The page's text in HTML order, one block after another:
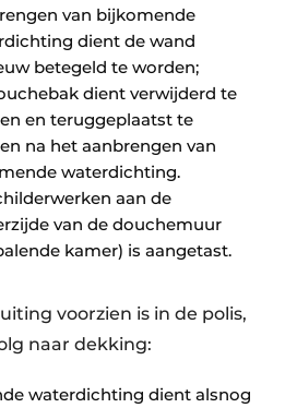
van bijkomende
dient de wand
betegeld te worden;
dient verwijderd te
en teruggeplaatst te
na het aanbrengen van
waterdichting.
aan de
van de douchemuur
kamer) is aangetast.
voorzien is in de polis,
naar dekking:
waterdichting dient alsnog